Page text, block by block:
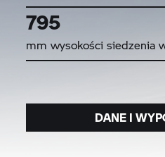
795
mm wysokości siedzenia
DANE I